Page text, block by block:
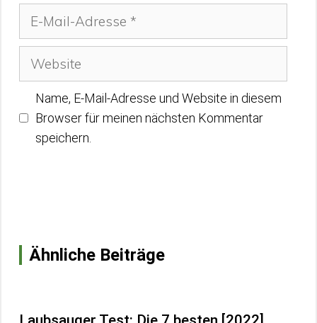
Adresse
Name, E-Mail-Adresse und Website in diesem
Browser für meinen nächsten Kommentar
speichern.
Ähnliche Beiträge